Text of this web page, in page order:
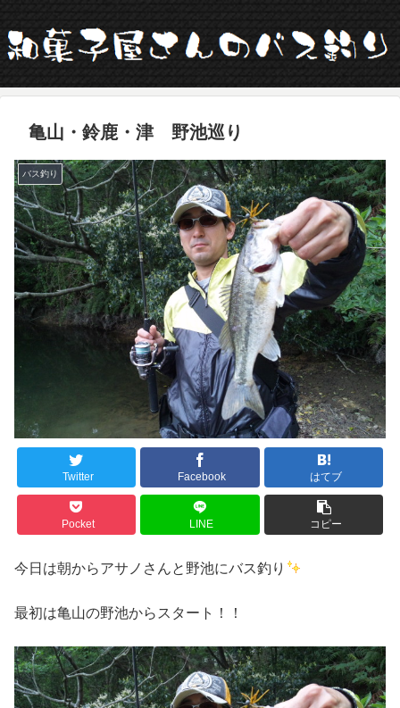
亀山・鈴鹿・津 野池巡り
バス釣り
Twitter Facebook はてブ
Pocket LINE コピー
今日は朝からアサノさんと野池にバス釣り
最初は亀山の野池からスタート！！